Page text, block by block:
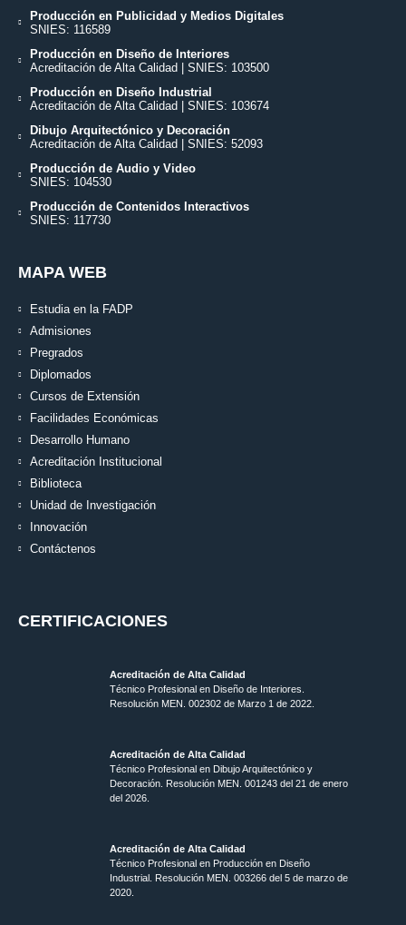
Producción en Publicidad y Medios Digitales
SNIES: 116589
Producción en Diseño de Interiores
Acreditación de Alta Calidad | SNIES: 103500
Producción en Diseño Industrial
Acreditación de Alta Calidad | SNIES: 103674
Dibujo Arquitectónico y Decoración
Acreditación de Alta Calidad | SNIES: 52093
Producción de Audio y Video
SNIES: 104530
Producción de Contenidos Interactivos
SNIES: 117730
MAPA WEB
Estudia en la FADP
Admisiones
Pregrados
Diplomados
Cursos de Extensión
Facilidades Económicas
Desarrollo Humano
Acreditación Institucional
Biblioteca
Unidad de Investigación
Innovación
Contáctenos
CERTIFICACIONES
Acreditación de Alta Calidad
Técnico Profesional en Diseño de Interiores.
Resolución MEN. 002302 de Marzo 1 de 2022.
Acreditación de Alta Calidad
Técnico Profesional en Dibujo Arquitectónico y
Decoración. Resolución MEN. 001243 del 21 de enero
del 2026.
Acreditación de Alta Calidad
Técnico Profesional en Producción en Diseño
Industrial. Resolución MEN. 003266 del 5 de marzo de
2020.